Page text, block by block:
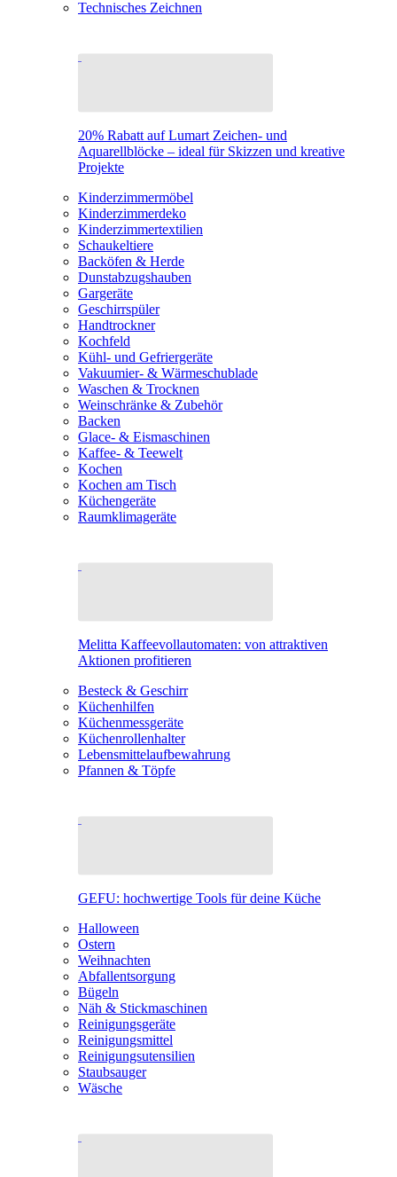
Technisches Zeichnen
20% Rabatt auf Lumart Zeichen- und
Aquarellblöcke – ideal für Skizzen und kreative
Projekte
Kinderzimmermöbel
Kinderzimmerdeko
Kinderzimmertextilien
Schaukeltiere
Backöfen & Herde
Dunstabzugshauben
Gargeräte
Geschirrspüler
Handtrockner
Kochfeld
Kühl- und Gefriergeräte
Vakuumier- & Wärmeschublade
Waschen & Trocknen
Weinschränke & Zubehör
Backen
Glace- & Eismaschinen
Kaffee- & Teewelt
Kochen
Kochen am Tisch
Küchengeräte
Raumklimageräte
Melitta Kaffeevollautomaten: von attraktiven
Aktionen profitieren
Besteck & Geschirr
Küchenhilfen
Küchenmessgeräte
Küchenrollenhalter
Lebensmittelaufbewahrung
Pfannen & Töpfe
GEFU: hochwertige Tools für deine Küche
Halloween
Ostern
Weihnachten
Abfallentsorgung
Bügeln
Näh & Stickmaschinen
Reinigungsgeräte
Reinigungsmittel
Reinigungsutensilien
Staubsauger
Wäsche